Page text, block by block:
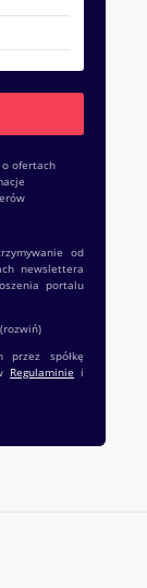
o ofertach
od
newslettera
portalu
(rozwiń)
przez spółkę
Regulaminie i